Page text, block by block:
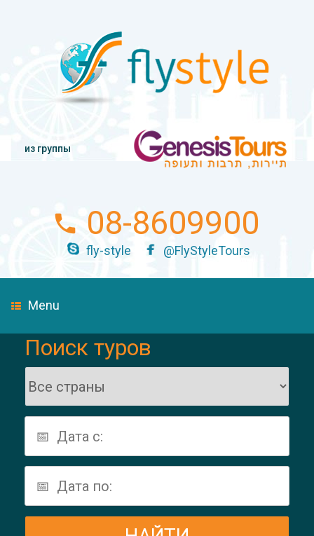
из группы
08-8609900
fly-style @FlyStyleTours
Menu
Поиск туров